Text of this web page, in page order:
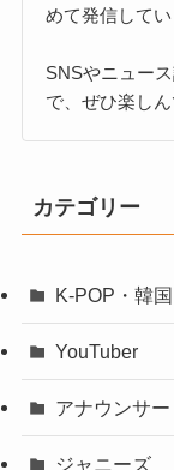
めて発信してい
SNSやニュー
で、ぜひ楽しん
カテゴリー
K-POP・韓国
YouTuber
アナウンサー
ジャニーズ